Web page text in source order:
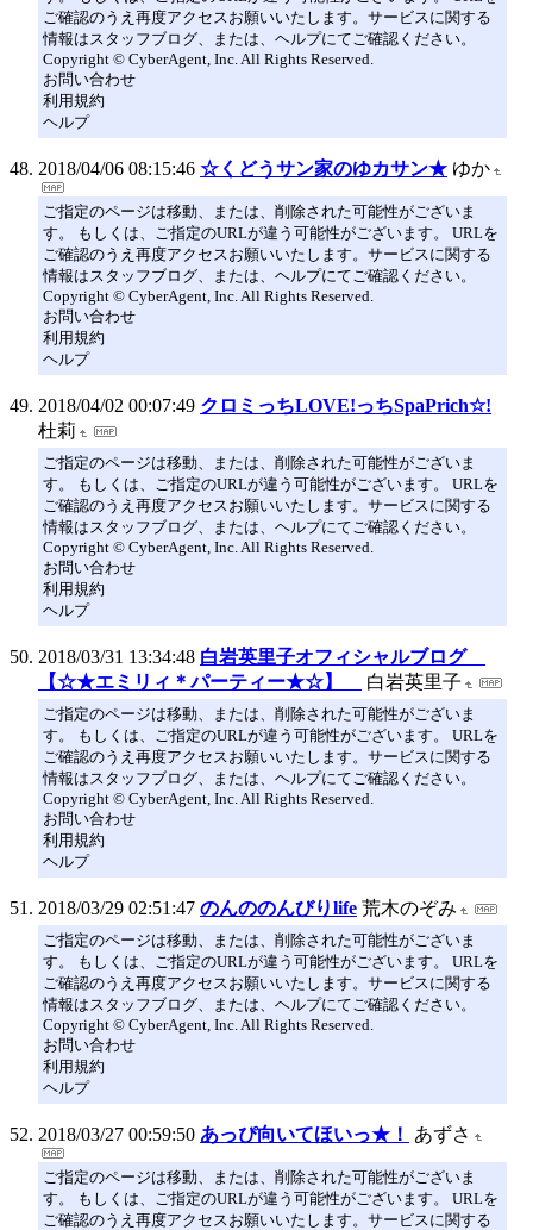
ご確認のうえ再度アクセスお願いいたします。サービスに関する
情報はスタッフブログ、または、ヘルプにてご確認ください。
Copyright © CyberAgent, Inc. All Rights Reserved.
お問い合わせ
利用規約
ヘルプ
2018/04/06 08:15:46 ☆くどうサン家のゆカサン★ ゆか
ご指定のページは移動、または、削除された可能性がございま
す。 もしくは、ご指定のURLが違う可能性がございます。 URLを
ご確認のうえ再度アクセスお願いいたします。サービスに関する
情報はスタッフブログ、または、ヘルプにてご確認ください。
Copyright © CyberAgent, Inc. All Rights Reserved.
お問い合わせ
利用規約
ヘルプ
2018/04/02 00:07:49 クロミっちLOVE!っちSpaPrich☆!
杜莉
ご指定のページは移動、または、削除された可能性がございま
す。 もしくは、ご指定のURLが違う可能性がございます。 URLを
ご確認のうえ再度アクセスお願いいたします。サービスに関する
情報はスタッフブログ、または、ヘルプにてご確認ください。
Copyright © CyberAgent, Inc. All Rights Reserved.
お問い合わせ
利用規約
ヘルプ
2018/03/31 13:34:48 白岩英里子オフィシャルブログ
【☆★エミリィ＊パーティー★☆】
白岩英里子
ご指定のページは移動、または、削除された可能性がございま
す。 もしくは、ご指定のURLが違う可能性がございます。 URLを
ご確認のうえ再度アクセスお願いいたします。サービスに関する
情報はスタッフブログ、または、ヘルプにてご確認ください。
Copyright © CyberAgent, Inc. All Rights Reserved.
お問い合わせ
利用規約
ヘルプ
2018/03/29 02:51:47 のんののんびりlife 荒木のぞみ
ご指定のページは移動、または、削除された可能性がございま
す。 もしくは、ご指定のURLが違う可能性がございます。 URLを
ご確認のうえ再度アクセスお願いいたします。サービスに関する
情報はスタッフブログ、または、ヘルプにてご確認ください。
Copyright © CyberAgent, Inc. All Rights Reserved.
お問い合わせ
利用規約
ヘルプ
2018/03/27 00:59:50 あっぴ向いてほいっ★！ あずさ
ご指定のページは移動、または、削除された可能性がございま
す。 もしくは、ご指定のURLが違う可能性がございます。 URLを
ご確認のうえ再度アクセスお願いいたします。サービスに関する